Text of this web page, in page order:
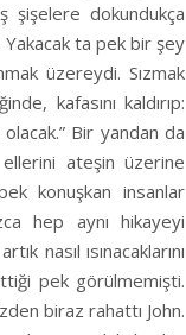
şişelere dokundukça
ta pek bir şey
üzereydi. Sızmak
kafasını kaldırıp:
Bir yandan da
ellerini ateşin üzerine
konuşkan insanlar
hep aynı hikayeyi
nasıl ısınacaklarını
pek görülmemişti.
biraz rahattı John.